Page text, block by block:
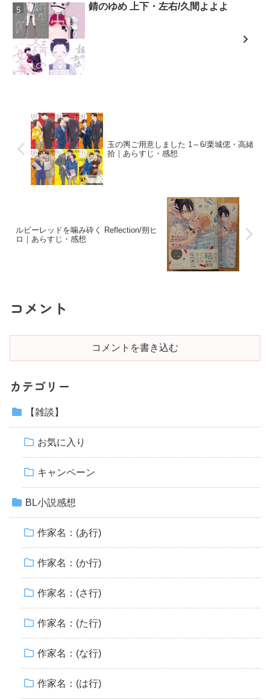
錆のゆめ 上下・左右/久間よよよ
玉の輿ご用意しました 1～6/栗城偲・高緒
拾｜あらすじ・感想
ルビーレッドを噛み砕く Reflection/朔ヒ
ロ｜あらすじ・感想
コメント
コメントを書き込む
カテゴリー
【雑談】
お気に入り
キャンペーン
BL小説感想
作家名：(あ行)
作家名：(か行)
作家名：(さ行)
作家名：(た行)
作家名：(な行)
作家名：(は行)